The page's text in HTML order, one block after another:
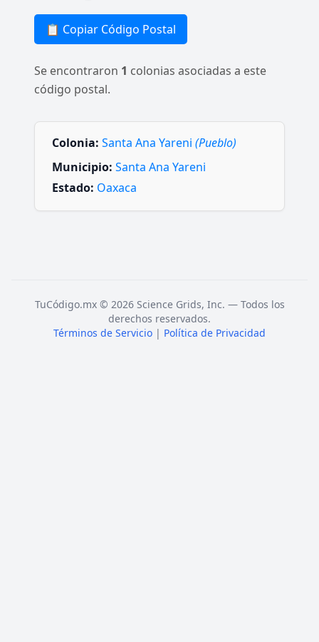
📋 Copiar Código Postal
Se encontraron 1 colonias asociadas a este
código postal.
Colonia: Santa Ana Yareni (Pueblo)
Municipio: Santa Ana Yareni
Estado: Oaxaca
TuCódigo.mx © 2026 Science Grids, Inc. — Todos los
derechos reservados.
Términos de Servicio | Política de Privacidad